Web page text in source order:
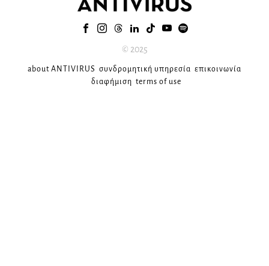
© 2025
about ANTIVIRUS συνδρομητική υπηρεσία επικοινωνία
διαφήμιση terms of use